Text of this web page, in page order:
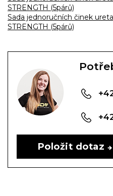
STRENGTH (5párů)
Sada jednoručních činek
STRENGTH (5párů)
Položit dotaz